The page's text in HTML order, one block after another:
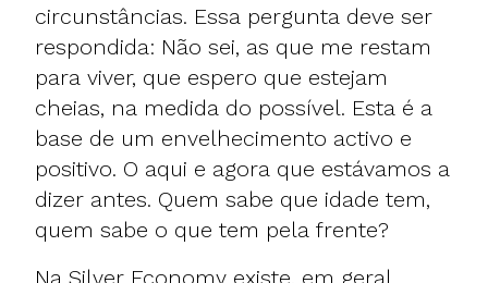
circunstâncias. Essa pergunta deve ser
respondida: Não sei, as que me restam
para viver, que espero que estejam
cheias, na medida do possível. Esta é a
base de um envelhecimento activo e
positivo. O aqui e agora que estávamos a
dizer antes. Quem sabe que idade tem,
quem sabe o que tem pela frente?
Na Silver Economy existe, em geral